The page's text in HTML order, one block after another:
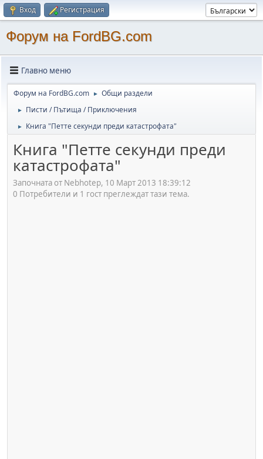
Вход Регистрация
Форум на FordBG.com
Главно меню
Форум на FordBG.com ► Общи раздели
► Писти / Пътища / Приключения
► Книга "Петте секунди преди катастрофата"
Книга "Петте секунди преди
катастрофата"
Започната от Nebhotep, 10 Март 2013 18:39:12
0 Потребители и 1 гост преглеждат тази тема.